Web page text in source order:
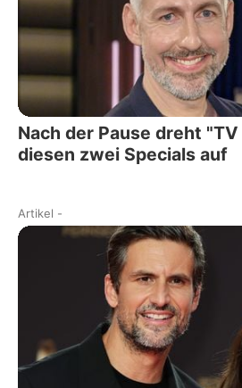
Nach der Pause dreht
diesen zwei Specials auf
Artikel -